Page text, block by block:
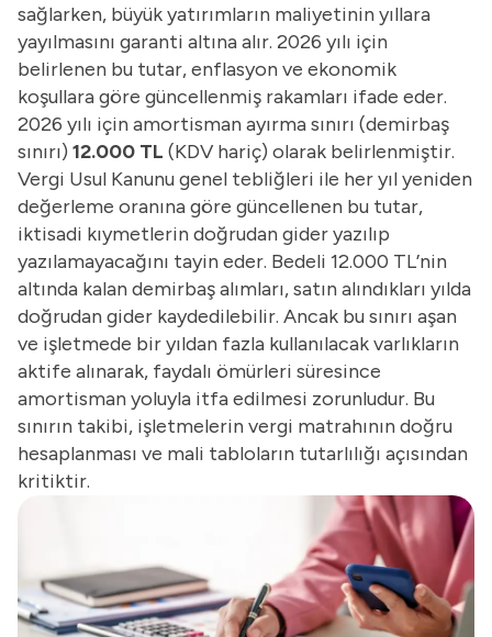
sağlarken, büyük yatırımların maliyetinin yıllara
yayılmasını garanti altına alır. 2026 yılı için
belirlenen bu tutar, enflasyon ve ekonomik
koşullara göre güncellenmiş rakamları ifade eder.
2026 yılı için amortisman ayırma sınırı (demirbaş
sınırı) 12.000 TL (KDV hariç) olarak belirlenmiştir.
Vergi Usul Kanunu genel tebliğleri ile her yıl yeniden
değerleme oranına göre güncellenen bu tutar,
iktisadi kıymetlerin doğrudan gider yazılıp
yazılamayacağını tayin eder. Bedeli 12.000 TL’nin
altında kalan demirbaş alımları, satın alındıkları yılda
doğrudan gider kaydedilebilir. Ancak bu sınırı aşan
ve işletmede bir yıldan fazla kullanılacak varlıkların
aktife alınarak, faydalı ömürleri süresince
amortisman yoluyla itfa edilmesi zorunludur. Bu
sınırın takibi, işletmelerin vergi matrahının doğru
hesaplanması ve mali tabloların tutarlılığı açısından
kritiktir.